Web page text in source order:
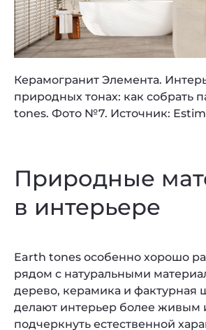
Керамогранит Элемента.
природных тонах: как собрать
tones. Фото №7. Источник:
Природные
в интерьере
Earth tones особенно хорошо
рядом с натуральными
дерево, керамика и фактурная
делают интерьер более живым
подчеркнуть естественной